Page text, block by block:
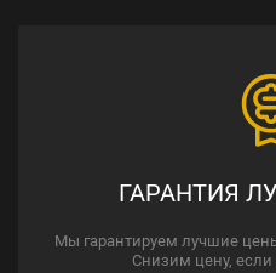
ГАРАНТИЯ
Мы гарантируем лучшие
Снизим цену,